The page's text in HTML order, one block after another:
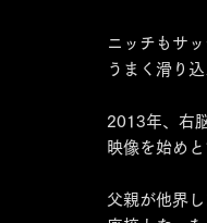
ニッチもサ
うまく滑り
2013年、右
映像を始め
父親が他界